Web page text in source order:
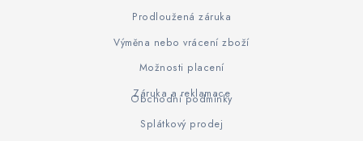
Prodloužená záruka
Výměna nebo vrácení zboží
Možnosti placení
Záruka a reklamace
Obchodní podmínky
Splátkový prodej